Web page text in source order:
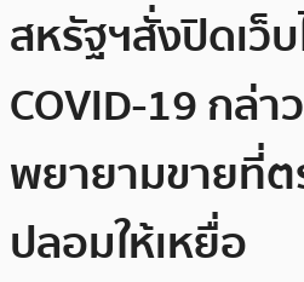
สหรัฐฯสั่งปิดเว็
COVID-19 กล่า
พยายามขายที่ต
ปลอมให้เหยื่อ